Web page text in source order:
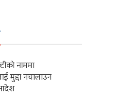
नाममा
मुद्दा नचालाउन